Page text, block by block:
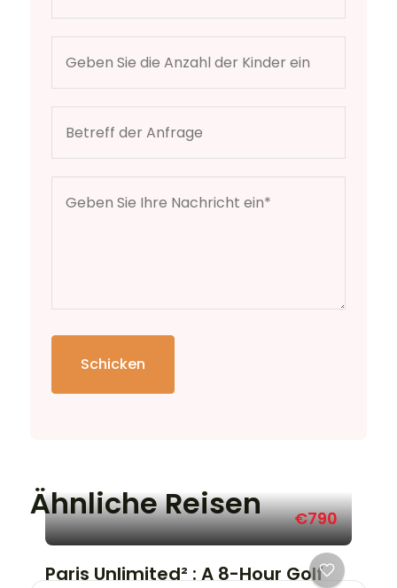
Schicken
Ähnliche Reisen €790
Paris Unlimited² : A 8-Hour Golf